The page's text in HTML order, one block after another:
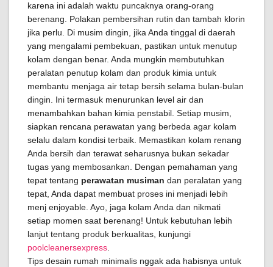
karena ini adalah waktu puncaknya orang-orang
berenang. Polakan pembersihan rutin dan tambah klorin
jika perlu. Di musim dingin, jika Anda tinggal di daerah
yang mengalami pembekuan, pastikan untuk menutup
kolam dengan benar. Anda mungkin membutuhkan
peralatan penutup kolam dan produk kimia untuk
membantu menjaga air tetap bersih selama bulan-bulan
dingin. Ini termasuk menurunkan level air dan
menambahkan bahan kimia penstabil. Setiap musim,
siapkan rencana perawatan yang berbeda agar kolam
selalu dalam kondisi terbaik. Memastikan kolam renang
Anda bersih dan terawat seharusnya bukan sekadar
tugas yang membosankan. Dengan pemahaman yang
tepat tentang perawatan musiman dan peralatan yang
tepat, Anda dapat membuat proses ini menjadi lebih
menj enjoyable. Ayo, jaga kolam Anda dan nikmati
setiap momen saat berenang! Untuk kebutuhan lebih
lanjut tentang produk berkualitas, kunjungi
poolcleanersexpress
Tips desain rumah minimalis nggak ada habisnya untuk